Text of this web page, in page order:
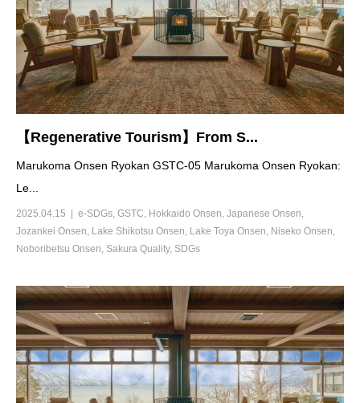
【Regenerative Tourism】From S...
Marukoma Onsen Ryokan GSTC-05 Marukoma Onsen Ryokan:
Le...
2025.04.15 e-SDGs, GSTC, Hokkaido Onsen, Japanese Onsen,
Jozankei Onsen, Lake Shikotsu Onsen, Lake Toya Onsen, Niseko Onsen,
Noboribetsu Onsen, Sakura Quality, SDGs